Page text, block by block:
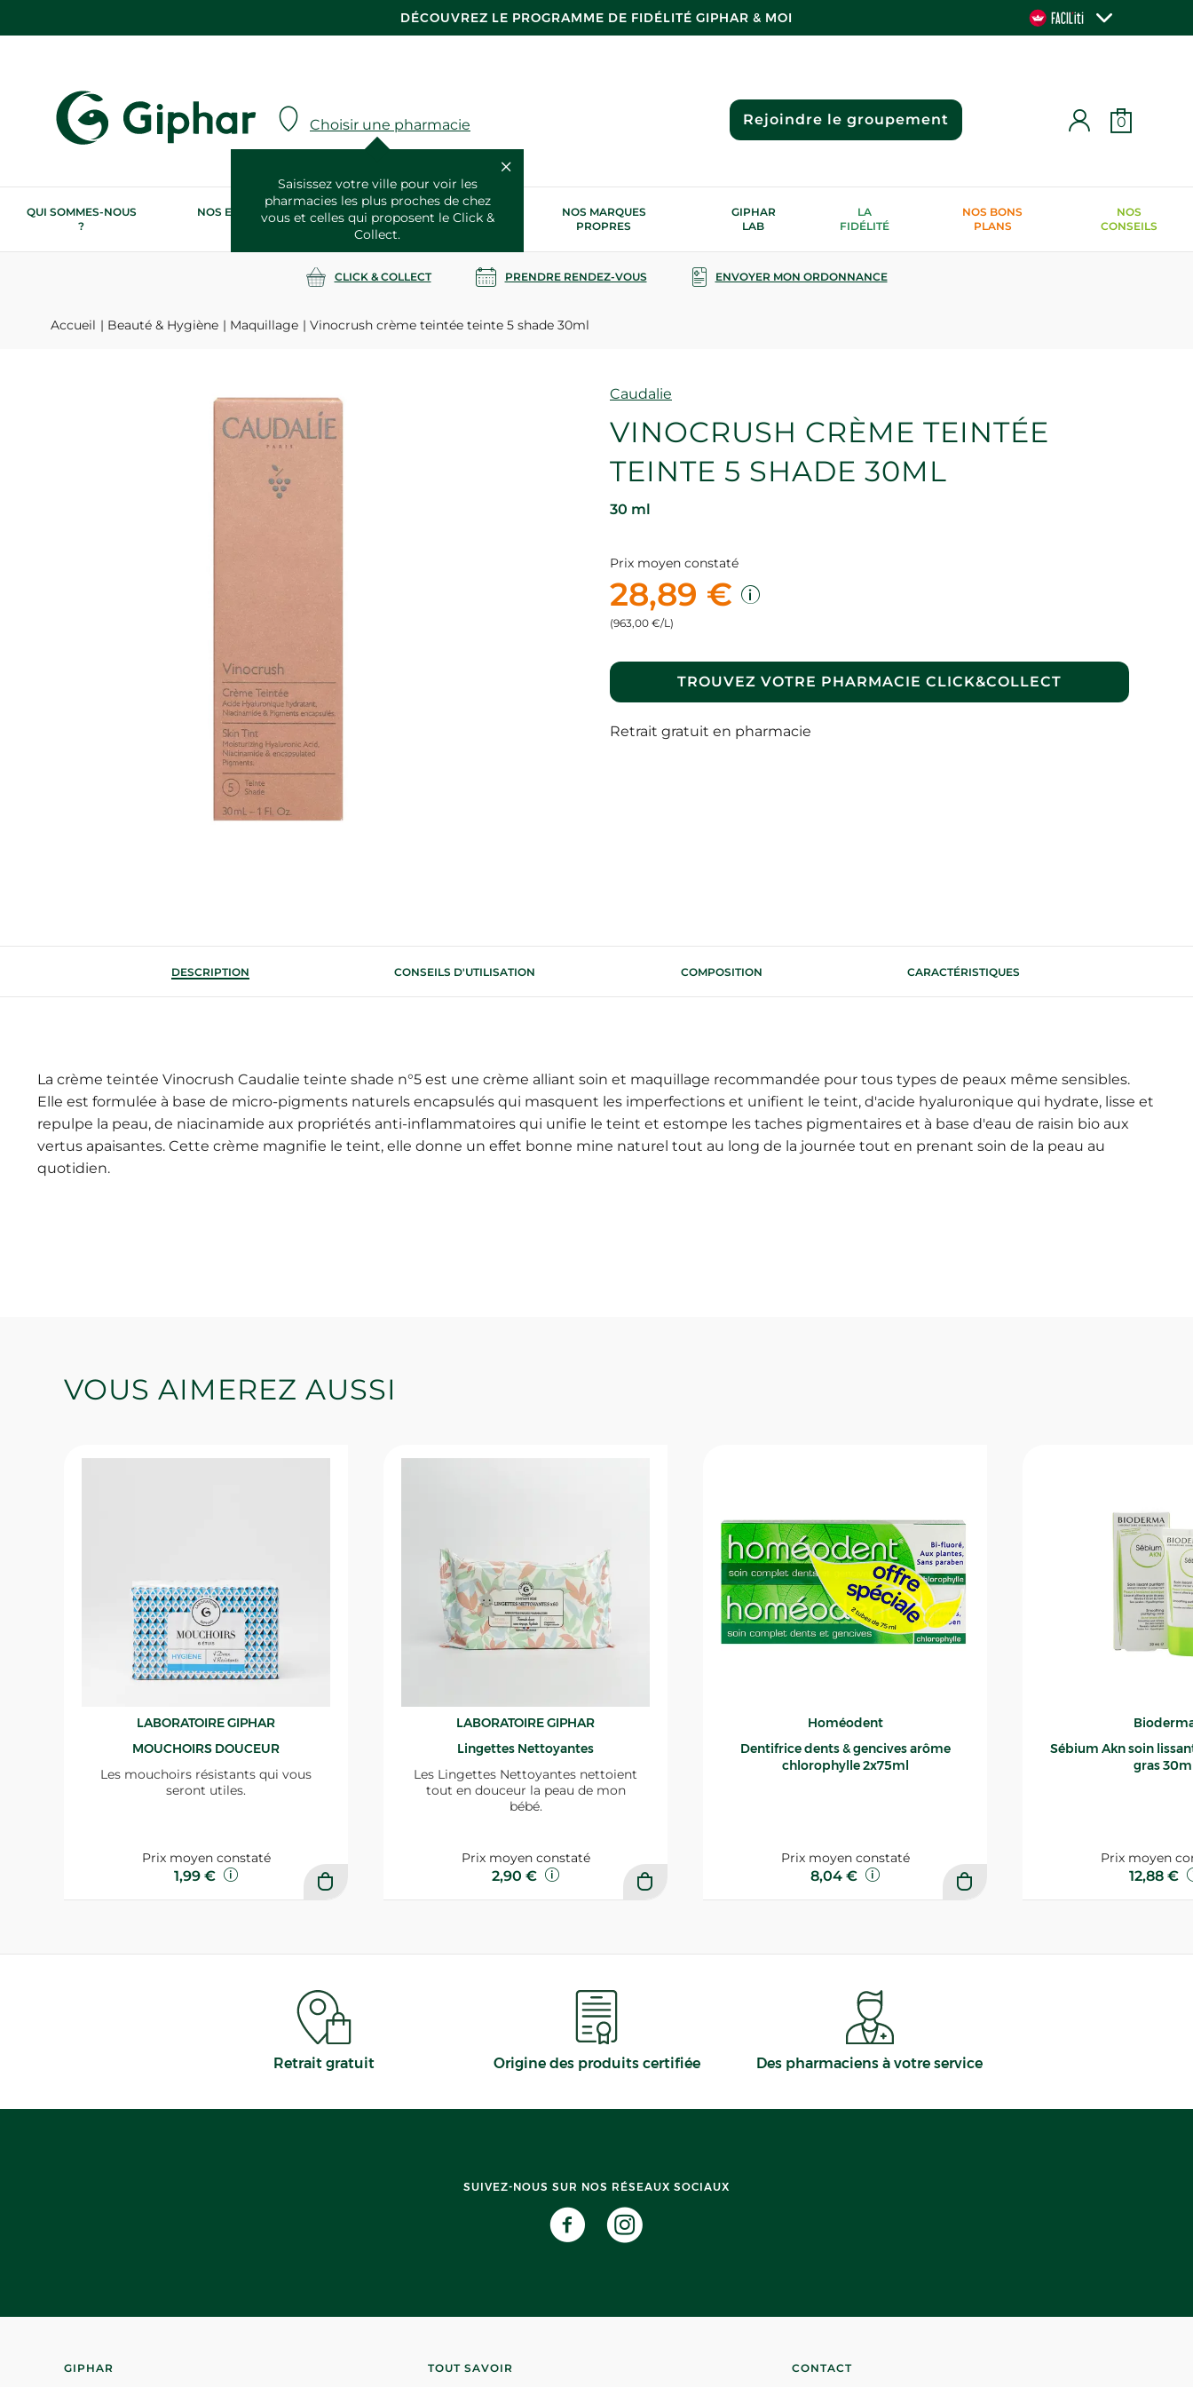
DÉCOUVREZ LE PROGRAMME DE FIDÉLITÉ GIPHAR & MOI
Choisir une pharmacie
Saisissez votre ville pour voir les
pharmacies les plus proches de chez
vous et celles qui proposent le Click &
Collect.
Rejoindre le groupement 0
QUI SOMMES-NOUS
?
NOS ENGAGEMENTS
RSE
NOS SERVICES
SANTÉ
NOS MARQUES
PROPRES
GIPHAR
LAB
LA
FIDÉLITÉ
NOS BONS
PLANS
NOS
CONSEILS
CLICK & COLLECT PRENDRE RENDEZ-VOUS ENVOYER MON ORDONNANCE
Accueil Beauté & Hygiène Maquillage Vinocrush crème teintée teinte 5 shade 30ml
Marque
Caudalie
VINOCRUSH CRÈME TEINTÉE
TEINTE 5 SHADE 30ML
30 ml
Prix moyen constaté
28,89 €
(963,00 €/L)
TROUVEZ VOTRE PHARMACIE CLICK&COLLECT
Retrait gratuit en pharmacie
DESCRIPTION CONSEILS D'UTILISATION COMPOSITION CARACTÉRISTIQUES
La crème teintée Vinocrush Caudalie teinte shade n°5 est une crème alliant soin et maquillage recommandée pour tous types de peaux même sensibles.
Elle est formulée à base de micro-pigments naturels encapsulés qui masquent les imperfections et unifient le teint, d'acide hyaluronique qui hydrate, lisse et
repulpe la peau, de niacinamide aux propriétés anti-inflammatoires qui unifie le teint et estompe les taches pigmentaires et à base d'eau de raisin bio aux
vertus apaisantes. Cette crème magnifie le teint, elle donne un effet bonne mine naturel tout au long de la journée tout en prenant soin de la peau au
quotidien.
VOUS AIMEREZ AUSSI
LABORATOIRE GIPHAR
MOUCHOIRS DOUCEUR
Les mouchoirs résistants qui vous
seront utiles.
Prix moyen constaté
1,99 €
LABORATOIRE GIPHAR
Lingettes Nettoyantes
Les Lingettes Nettoyantes nettoient
tout en douceur la peau de mon
bébé.
Prix moyen constaté
2,90 €
Homéodent
Dentifrice dents & gencives arôme
chlorophylle 2x75ml
Prix moyen constaté
8,04 €
Sébium Akn soin lissant
gras
Prix moyen
12,88 €
Retrait gratuit Origine des produits certifiée Des pharmaciens à votre service
SUIVEZ-NOUS SUR NOS RÉSEAUX SOCIAUX
GIPHAR TOUT SAVOIR CONTACT